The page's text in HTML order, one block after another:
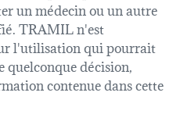
un médecin ou un autre
TRAMIL n'est
l'utilisation qui pourrait
quelconque décision,
contenue dans cette